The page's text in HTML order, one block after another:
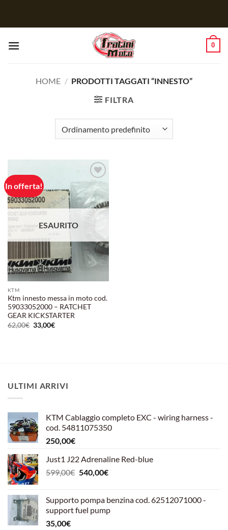
0
HOME / PRODOTTI TAGGATI “INNESTO”
FILTRA
In offerta!
Aggiungi
alla lista
dei
desideri
ESAURITO
KTM
Ktm innesto messa in moto cod.
59033052000 – RATCHET
GEAR KICKSTARTER
62,00€ Il
prezzo
33,00€Il
ULTIMI ARRIVI
KTM Cablaggio completo EXC - wiring harness -
cod. 54811075350
250,00€
Just1 J22 Adrenaline Red-blue
599,00€ Il
era:
599,00€.
540,00€Il
è:
540,00€.
Supporto pompa benzina cod. 62512071000 -
support fuel pump
35,00€